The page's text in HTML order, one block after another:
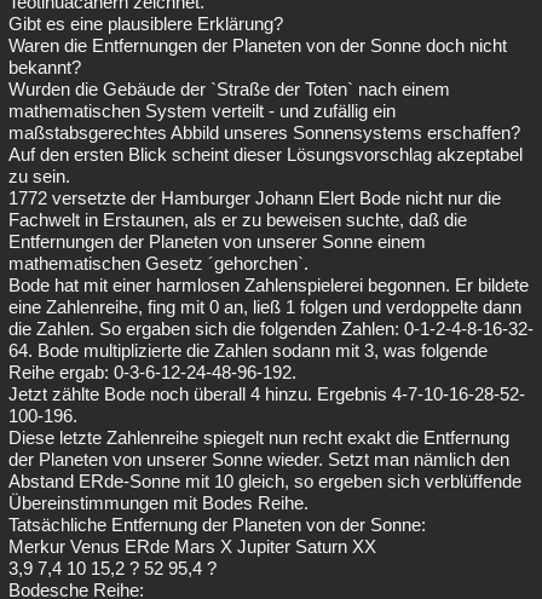
Gibt es eine plausiblere Erklärung?
Waren die Entfernungen der Planeten von der Sonne doch nicht
bekannt?
Wurden die Gebäude der `Straße der Toten` nach einem
mathematischen System verteilt - und zufällig ein
maßstabsgerechtes Abbild unseres Sonnensystems erschaffen?
Auf den ersten Blick scheint dieser Lösungsvorschlag akzeptabel
zu sein.
1772 versetzte der Hamburger Johann Elert Bode nicht nur die
Fachwelt in Erstaunen, als er zu beweisen suchte, daß die
Entfernungen der Planeten von unserer Sonne einem
mathematischen Gesetz ´gehorchen`.
Bode hat mit einer harmlosen Zahlenspielerei begonnen. Er bildete
eine Zahlenreihe, fing mit 0 an, ließ 1 folgen und verdoppelte dann
die Zahlen. So ergaben sich die folgenden Zahlen: 0-1-2-4-8-16-32-
64. Bode multiplizierte die Zahlen sodann mit 3, was folgende
Reihe ergab: 0-3-6-12-24-48-96-192.
Jetzt zählte Bode noch überall 4 hinzu. Ergebnis 4-7-10-16-28-52-
100-196.
Diese letzte Zahlenreihe spiegelt nun recht exakt die Entfernung
der Planeten von unserer Sonne wieder. Setzt man nämlich den
Abstand ERde-Sonne mit 10 gleich, so ergeben sich verblüffende
Übereinstimmungen mit Bodes Reihe.
Tatsächliche Entfernung der Planeten von der Sonne:
Merkur Venus ERde Mars X Jupiter Saturn XX
3,9 7,4 10 15,2 ? 52 95,4 ?
Bodesche Reihe: